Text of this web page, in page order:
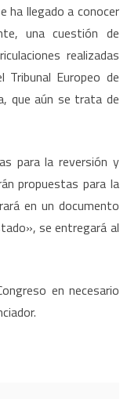
ha llegado a conocer
una cuestión de
realizadas
Europeo de
que aún se trata de
para la reversión y
propuestas para la
en un documento
se entregará al
en necesario